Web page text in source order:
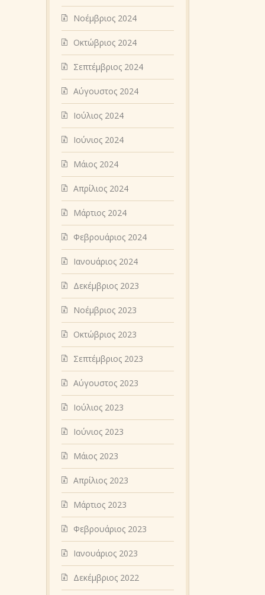
Νοέμβριος 2024
Οκτώβριος 2024
Σεπτέμβριος 2024
Αύγουστος 2024
Ιούλιος 2024
Ιούνιος 2024
Μάιος 2024
Απρίλιος 2024
Μάρτιος 2024
Φεβρουάριος 2024
Ιανουάριος 2024
Δεκέμβριος 2023
Νοέμβριος 2023
Οκτώβριος 2023
Σεπτέμβριος 2023
Αύγουστος 2023
Ιούλιος 2023
Ιούνιος 2023
Μάιος 2023
Απρίλιος 2023
Μάρτιος 2023
Φεβρουάριος 2023
Ιανουάριος 2023
Δεκέμβριος 2022